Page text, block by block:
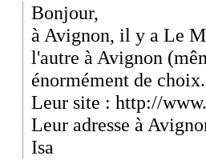
Bonjour,
à Avignon, il y a Le
l'autre à Avignon
énormément de choix.
Leur site : http://
Leur adresse à
Isa